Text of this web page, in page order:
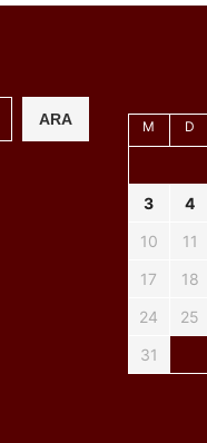
ARA M D
3
4
10
11
17
18
24
25
31